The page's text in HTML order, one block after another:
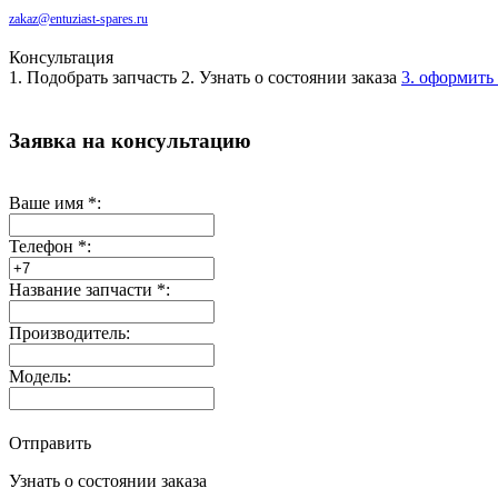
zakaz@entuziast-spares.ru
Консультация
1. Подобрать запчасть 2. Узнать о состоянии заказа 3. оформить
Заявка на консультацию
Ваше имя *:
Телефон *:
Название запчасти *:
Производитель:
Модель:
Отправить
Узнать о состоянии заказа